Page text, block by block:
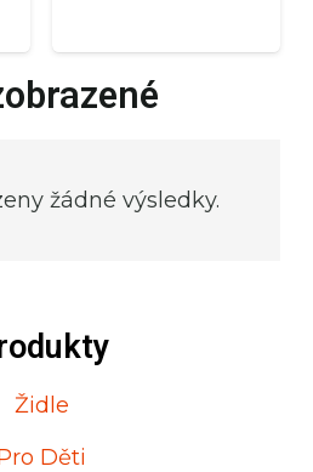
žádné výsledky.
Židle
Děti